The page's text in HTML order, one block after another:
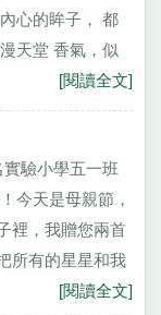
心的眸子， 都
天堂 香氣，似
[閱讀全文]
驗小學五一班
今天是母親節，
裡，我贈您兩首
所有的星星和我
[閱讀全文]